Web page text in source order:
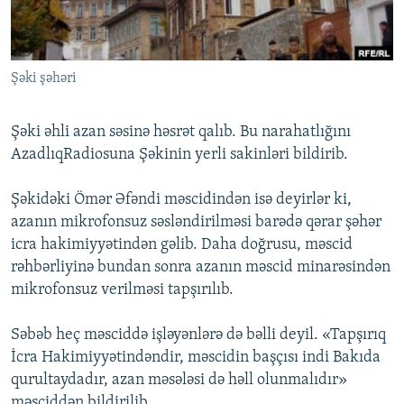
İNFOQRAFIKA
KARIKATURA
AZƏRBAYCAN ƏDƏBIYYATI KITABXANASI
İSLAM VƏ DEMOKRATIYA
İZ - MƏDƏNIYYƏT PROQRAMI
MISSIYAMIZ
PEŞƏ ETIKASI VƏ JURNALISTIKA STANDARTLARIMIZ
MATERIALLARIMIZDAN ISTIFADƏ
BIZIMLƏ ƏLAQƏ
BIZI IZLƏ
Şəki şəhəri
Şəki əhli azan səsinə həsrət qalıb. Bu narahatlığını
AzadlıqRadiosuna Şəkinin yerli sakinləri bildirib.
Şəkidəki Ömər Əfəndi məscidindən isə deyirlər ki,
azanın mikrofonsuz səsləndirilməsi barədə qərar şəhər
icra hakimiyyətindən gəlib. Daha doğrusu, məscid
rəhbərliyinə bundan sonra azanın məscid minarəsindən
mikrofonsuz verilməsi tapşırılıb.
Səbəb heç məsciddə işləyənlərə də bəlli deyil. «Tapşırıq
İcra Hakimiyyətindəndir, məscidin başçısı indi Bakıda
qurultaydadır, azan məsələsi də həll olunmalıdır»